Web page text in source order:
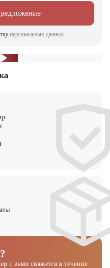
персональных данных
с вами свяжется в течение